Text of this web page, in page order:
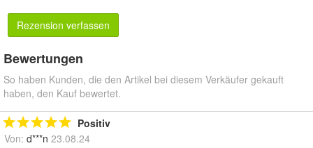
Rezension verfassen
Bewertungen
So haben Kunden, die den Artikel bei diesem Verkäufer gekauft
haben, den Kauf bewertet.
Positiv
Von: d***n 23.08.24